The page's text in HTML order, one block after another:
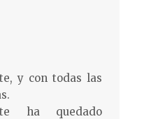
y con todas las
ha quedado